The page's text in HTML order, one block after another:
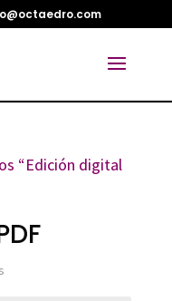
“Edición digital
Ordenado